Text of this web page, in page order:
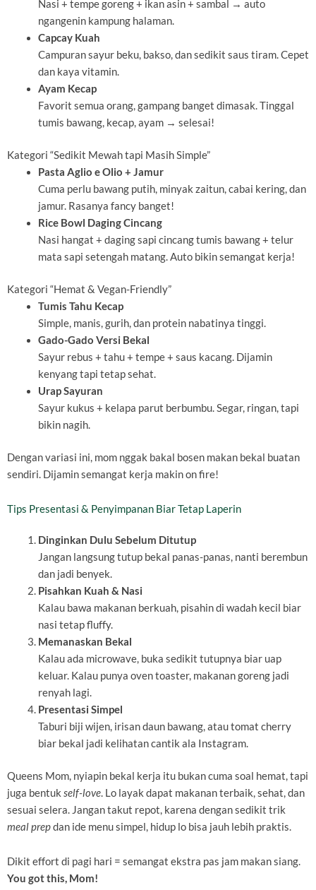
Nasi + tempe goreng + ikan asin + sambal → auto
ngangenin kampung halaman.
Capcay Kuah
Campuran sayur beku, bakso, dan sedikit saus tiram. Cepet
dan kaya vitamin.
Ayam Kecap
Favorit semua orang, gampang banget dimasak. Tinggal
tumis bawang, kecap, ayam → selesai!
Kategori “Sedikit Mewah tapi Masih Simple”
Pasta Aglio e Olio + Jamur
Cuma perlu bawang putih, minyak zaitun, cabai kering, dan
jamur. Rasanya fancy banget!
Rice Bowl Daging Cincang
Nasi hangat + daging sapi cincang tumis bawang + telur
mata sapi setengah matang. Auto bikin semangat kerja!
Kategori “Hemat & Vegan-Friendly”
Tumis Tahu Kecap
Simple, manis, gurih, dan protein nabatinya tinggi.
Gado-Gado Versi Bekal
Sayur rebus + tahu + tempe + saus kacang. Dijamin
kenyang tapi tetap sehat.
Urap Sayuran
Sayur kukus + kelapa parut berbumbu. Segar, ringan, tapi
bikin nagih.
Dengan variasi ini, mom nggak bakal bosen makan bekal buatan
sendiri. Dijamin semangat kerja makin on fire!
Tips Presentasi & Penyimpanan Biar Tetap Laperin
Dinginkan Dulu Sebelum Ditutup
Jangan langsung tutup bekal panas-panas, nanti berembun
dan jadi benyek.
Pisahkan Kuah & Nasi
Kalau bawa makanan berkuah, pisahin di wadah kecil biar
nasi tetap fluffy.
Memanaskan Bekal
Kalau ada microwave, buka sedikit tutupnya biar uap
keluar. Kalau punya oven toaster, makanan goreng jadi
renyah lagi.
Presentasi Simpel
Taburi biji wijen, irisan daun bawang, atau tomat cherry
biar bekal jadi kelihatan cantik ala Instagram.
Queens Mom, nyiapin bekal kerja itu bukan cuma soal hemat, tapi
juga bentuk self-love. Lo layak dapat makanan terbaik, sehat, dan
sesuai selera. Jangan takut repot, karena dengan sedikit trik
meal prepdan ide menu simpel, hidup lo bisa jauh lebih praktis.
Dikit effort di pagi hari = semangat ekstra pas jam makan siang.
You got this, Mom!